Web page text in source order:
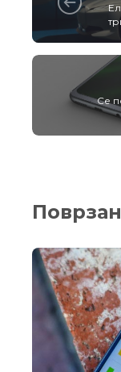
Се